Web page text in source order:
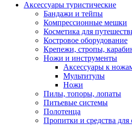
Аксессуары туристические
Бандажи и тейпы
Компрессионные мешки
Косметика для
Костровое оборудование
Крепежи, стропы,
Ножи и инструменты
Аксессуары к
Мультитулы
Ножи
Пилы, топоры, лопаты
Питьевые системы
Полотенца
Пропитки и средства для